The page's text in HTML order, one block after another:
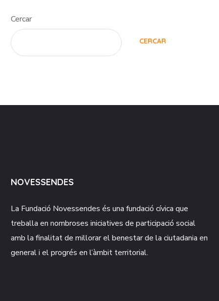
Cercar
CERCAR
NOVESSENDES
La Fundació Novessendes és una fundació cívica que
treballa en nombroses iniciatives de participació social
amb la finalitat de millorar el benestar de la ciutadania en
general i el progrés en l’àmbit territorial.